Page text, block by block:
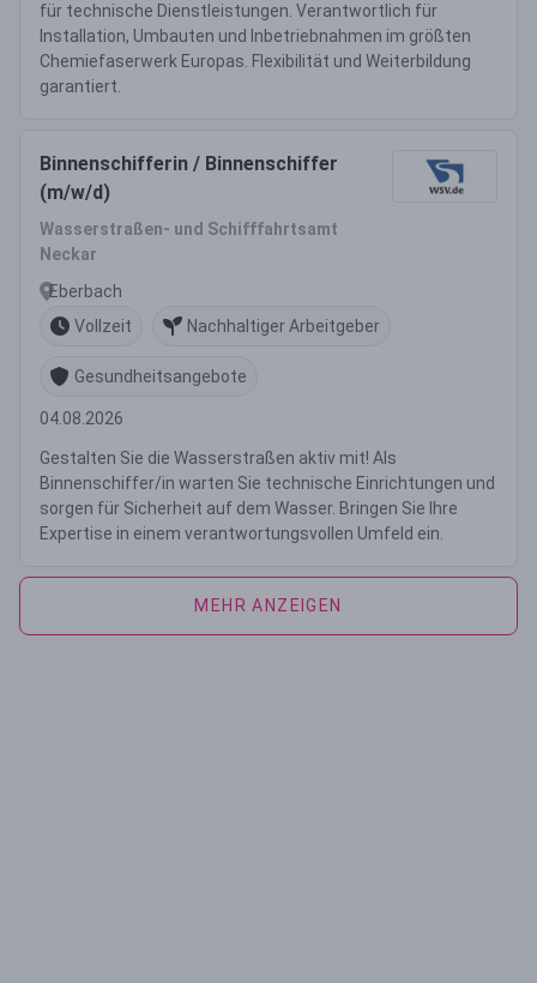
für technische Dienstleistungen. Verantwortlich für
Installation, Umbauten und Inbetriebnahmen im größten
Chemiefaserwerk Europas. Flexibilität und Weiterbildung
garantiert.
Binnenschifferin / Binnenschiffer
(m/w/d)
Wasserstraßen- und Schifffahrtsamt
Neckar
Eberbach
Vollzeit
Nachhaltiger Arbeitgeber
Gesundheitsangebote
04.08.2026
Gestalten Sie die Wasserstraßen aktiv mit! Als
Binnenschiffer/in warten Sie technische Einrichtungen und
sorgen für Sicherheit auf dem Wasser. Bringen Sie Ihre
Expertise in einem verantwortungsvollen Umfeld ein.
MEHR ANZEIGEN